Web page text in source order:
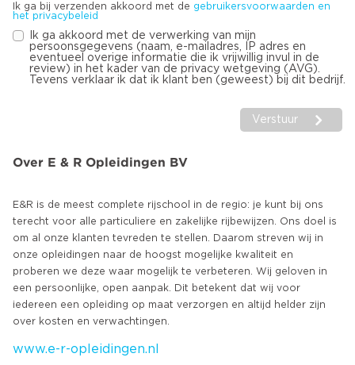
Ik ga bij verzenden akkoord met de gebruikersvoorwaarden en
het privacybeleid
Ik ga akkoord met de verwerking van mijn
persoonsgegevens (naam, e-mailadres, IP adres en
eventueel overige informatie die ik vrijwillig invul in de
review) in het kader van de privacy wetgeving (AVG).
Tevens verklaar ik dat ik klant ben (geweest) bij dit bedrijf.
Verstuur
Over E & R Opleidingen BV
E&R is de meest complete rijschool in de regio: je kunt bij ons
terecht voor alle particuliere en zakelijke rijbewijzen. Ons doel is
om al onze klanten tevreden te stellen. Daarom streven wij in
onze opleidingen naar de hoogst mogelijke kwaliteit en
proberen we deze waar mogelijk te verbeteren. Wij geloven in
een persoonlijke, open aanpak. Dit betekent dat wij voor
iedereen een opleiding op maat verzorgen en altijd helder zijn
www.e-r-opleidingen.nl